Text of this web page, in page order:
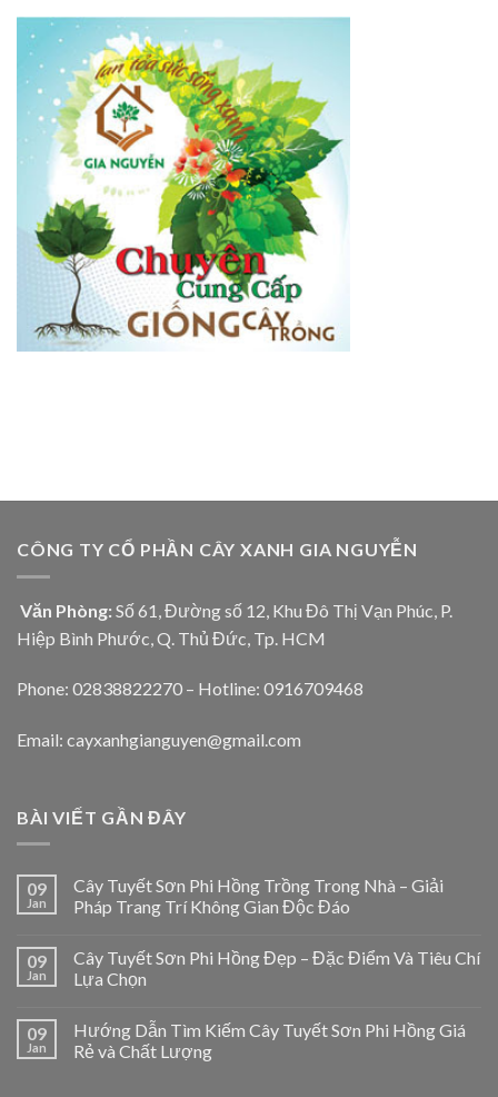
CÔNG TY CỔ PHẦN CÂY XANH GIA NGUYỄN
Văn Phòng: Số 61, Đường số 12, Khu Đô Thị Vạn Phúc, P.
Hiệp Bình Phước, Q. Thủ Đức, Tp. HCM
Phone: 02838822270 – Hotline: 0916709468
Email: cayxanhgianguyen@gmail.com
BÀI VIẾT GẦN ĐÂY
09
Jan
Cây Tuyết Sơn Phi Hồng Trồng Trong Nhà – Giải
Pháp Trang Trí Không Gian Độc Đáo
09
Jan
Cây Tuyết Sơn Phi Hồng Đẹp – Đặc Điểm Và Tiêu Chí
Lựa Chọn
09
Jan
Hướng Dẫn Tìm Kiếm Cây Tuyết Sơn Phi Hồng Giá
Rẻ và Chất Lượng